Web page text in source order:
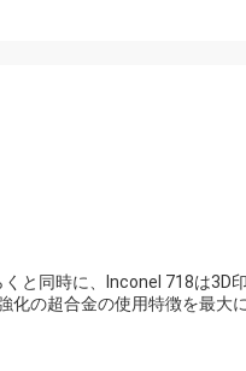
と同時に、Inconel 718は3D
の超合金の使用特徴を最大